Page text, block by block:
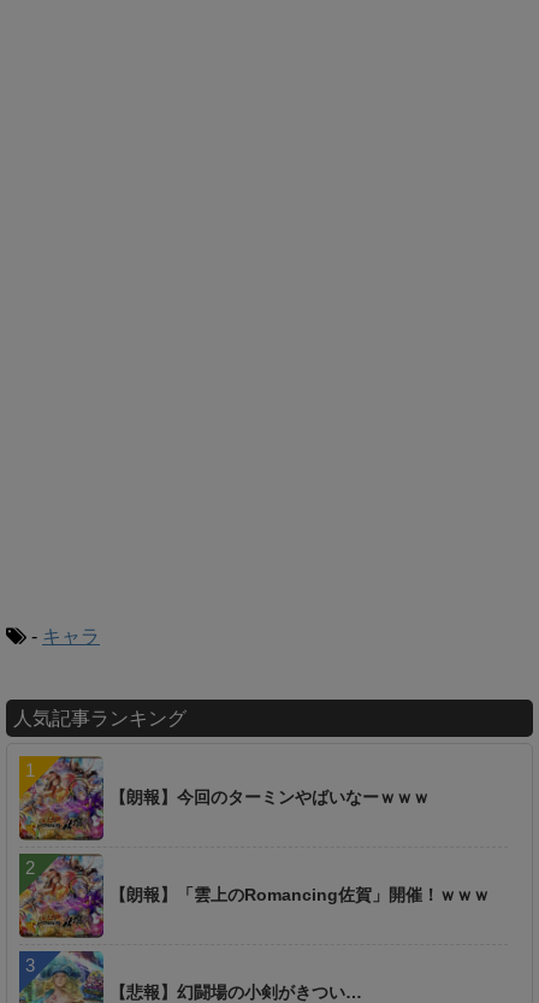
- キャラ
人気記事ランキング
【朗報】今回のターミンやばいなーｗｗｗ
【朗報】「雲上のRomancing佐賀」開催！ｗｗｗ
【悲報】幻闘場の小剣がきつい…